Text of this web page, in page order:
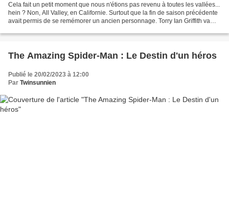
Cela fait un petit moment que nous n'étions pas revenu à toutes les vallées...
hein ? Non, All Valley, en Californie. Surtout que la fin de saison précédente
avait permis de se remémorer un ancien personnage. Torry Ian Griffith va
The Amazing Spider-Man : Le Destin d'un héros
Publié le 20/02/2023 à 12:00
Par Twinsunnien